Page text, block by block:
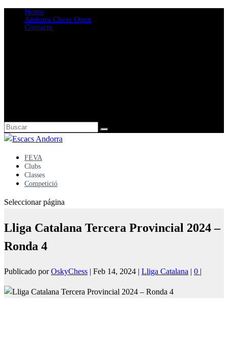
Home
Andorra Chess Open
Contacte
FEVA
Clubs
Classes
Competició
Seleccionar página
Lliga Catalana Tercera Provincial 2024 –
Ronda 4
Publicado porOskyChess | Feb 14, 2024 | Lliga Catalana | 0 |